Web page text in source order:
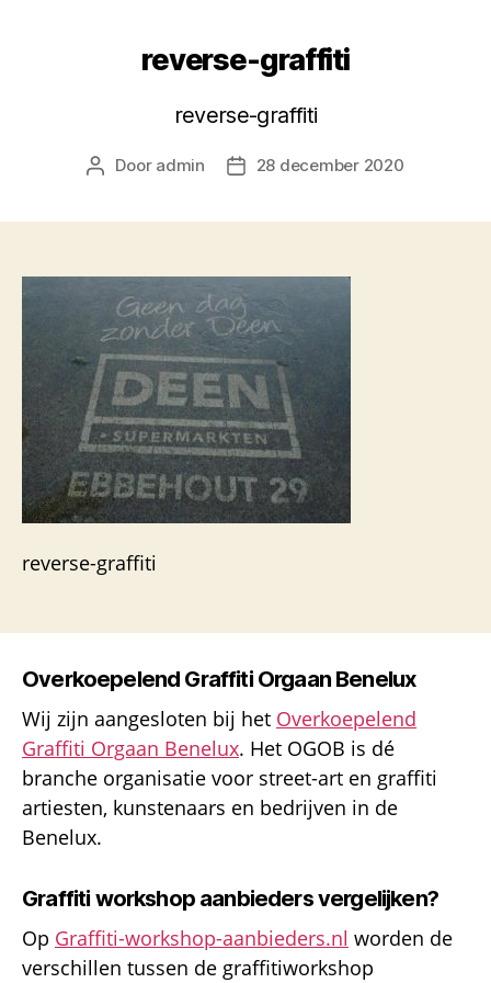
reverse-graffiti
reverse-graffiti
Berichtauteur
Door admin Berichtdatum
28 december 2020
reverse-graffiti
Overkoepelend Graffiti Orgaan Benelux
Wij zijn aangesloten bij het Overkoepelend
Graffiti Orgaan Benelux. Het OGOB is dé
branche organisatie voor street-art en graffiti
artiesten, kunstenaars en bedrijven in de
Benelux.
Graffiti workshop aanbieders vergelijken?
Op Graffiti-workshop-aanbieders.nl worden de
verschillen tussen de graffitiworkshop